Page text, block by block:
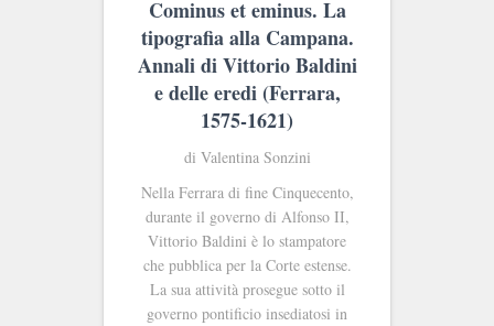
Cominus et eminus. La
tipografia alla Campana.
Annali di Vittorio Baldini
e delle eredi (Ferrara,
1575-1621)
di Valentina Sonzini
Nella Ferrara di fine Cinquecento,
durante il governo di Alfonso II,
Vittorio Baldini è lo stampatore
che pubblica per la Corte estense.
La sua attività prosegue sotto il
governo pontificio insediatosi in